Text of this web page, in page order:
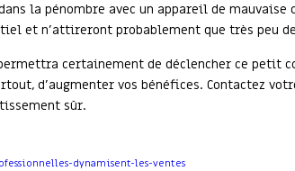
la pénombre avec un appareil de
et n’attireront probablement que très peu
certainement de déclencher ce petit
d’augmenter vos bénéfices. Contactez
sûr.
dynamisent-les-ventes